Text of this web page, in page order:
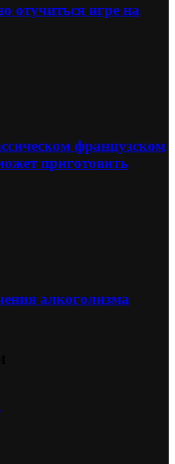
отучиться игре на
французском
приготовить
алкоголизма